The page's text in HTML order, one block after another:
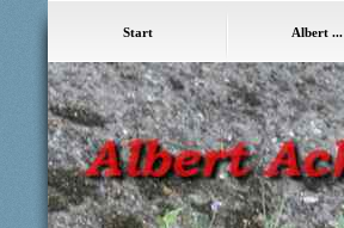
Start Albert ...